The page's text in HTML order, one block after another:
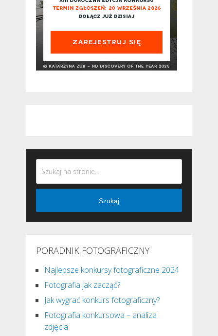
Szukaj
PORADNIK FOTOGRAFICZNY
Najlepsze konkursy fotograficzne 2024
Fotografia jak zacząć?
Jak wygrać konkurs fotograficzny?
Fotografia konkursowa – analiza
zdjęcia